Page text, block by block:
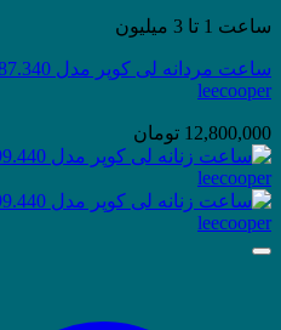
ساعت 1 تا 3 میلیون
leecooper
12,800,000 تومان